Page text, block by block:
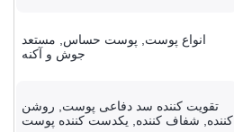
انواع پوست, پوست حساس, مستعد
جوش و آکنه
تقویت کننده سد دفاعی پوست, روشن
کننده, شفاف کننده, یکدست کننده پوست